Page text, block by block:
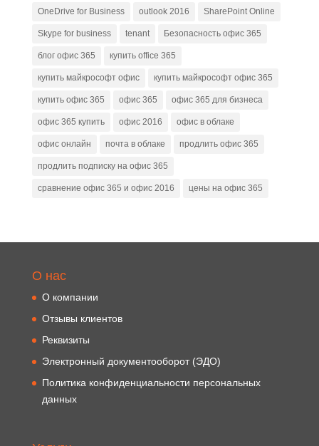
OneDrive for Business outlook 2016 SharePoint Online
Skype for business tenant Безопасность офис 365
блог офис 365 купить office 365
купить майкрософт офис купить майкрософт офис 365
купить офис 365 офис 365 офис 365 для бизнеса
офис 365 купить офис 2016 офис в облаке
офис онлайн почта в облаке продлить офис 365
продлить подписку на офис 365
сравнение офис 365 и офис 2016 цены на офис 365
О нас
О компании
Отзывы клиентов
Реквизиты
Электронный документооборот (ЭДО)
Политика конфиденциальности персональных
данных